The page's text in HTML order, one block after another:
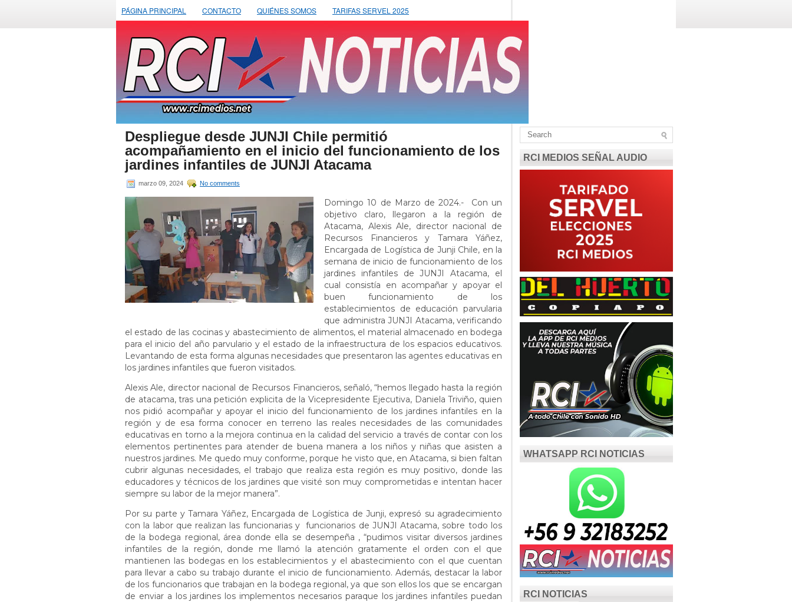
PÁGINA PRINCIPAL CONTACTO QUIÉNES SOMOS TARIFAS SERVEL 2025
Despliegue desde JUNJI Chile permitió
acompañamiento en el inicio del funcionamiento de los
jardines infantiles de JUNJI Atacama
marzo 09, 2024 No comments
Domingo 10 de Marzo de 2024.- Con un
objetivo claro, llegaron a la región de
Atacama, Alexis Ale, director nacional de
Recursos Financieros y Tamara Yáñez,
Encargada de Logística de Junji Chile, en la
semana de inicio de funcionamiento de los
jardines infantiles de JUNJI Atacama, el
cual consistía en acompañar y apoyar el
buen funcionamiento de los
establecimientos de educación parvularia
que administra JUNJI Atacama, verificando
el estado de las cocinas y abastecimiento de alimentos, el material almacenado en bodega
para el inicio del año parvulario y el estado de la infraestructura de los espacios educativos.
Levantando de esta forma algunas necesidades que presentaron las agentes educativas en
los jardines infantiles que fueron visitados.
Alexis Ale, director nacional de Recursos Financieros, señaló, “hemos llegado hasta la región
de atacama, tras una petición explicita de la Vicepresidente Ejecutiva, Daniela Triviño, quien
nos pidió acompañar y apoyar el inicio del funcionamiento de los jardines infantiles en la
región y de esa forma conocer en terreno las reales necesidades de las comunidades
educativas en torno a la mejora continua en la calidad del servicio a través de contar con los
elementos pertinentes para atender de buena manera a los niños y niñas que asisten a
nuestros jardines. Me quedo muy conforme, porque he visto que, en Atacama, si bien faltan
cubrir algunas necesidades, el trabajo que realiza esta región es muy positivo, donde las
educadores y técnicos de los jardines que visité son muy comprometidas e intentan hacer
siempre su labor de la mejor manera”.
Por su parte y Tamara Yáñez, Encargada de Logística de Junji, expresó su agradecimiento
con la labor que realizan las funcionarias y funcionarios de JUNJI Atacama, sobre todo los
de la bodega regional, área donde ella se desempeña , “pudimos visitar diversos jardines
infantiles de la región, donde me llamó la atención gratamente el orden con el que
mantienen las bodegas en los establecimientos y el abastecimiento con el que cuentan
para llevar a cabo su trabajo durante el inicio de funcionamiento. Además, destacar la labor
de los funcionarios que trabajan en la bodega regional, ya que son ellos los que se encargan
de enviar a los jardines los implementos necesarios paraque los jardines infantiles puedan
RCI MEDIOS SEÑAL AUDIO
WHATSAPP RCI NOTICIAS
RCI NOTICIAS